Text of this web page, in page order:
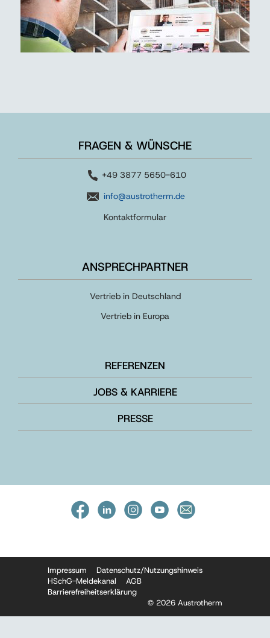
FRAGEN & WÜNSCHE
+49 3877 5650-610
info@austrotherm.de
Kontaktformular
ANSPRECHPARTNER
Vertrieb in Deutschland
Vertrieb in Europa
REFERENZEN
JOBS & KARRIERE
PRESSE
Impressum
Datenschutz/Nutzungshinweis
HSchG-Meldekanal
AGB
Barrierefreiheitserklärung
© 2026 Austrotherm